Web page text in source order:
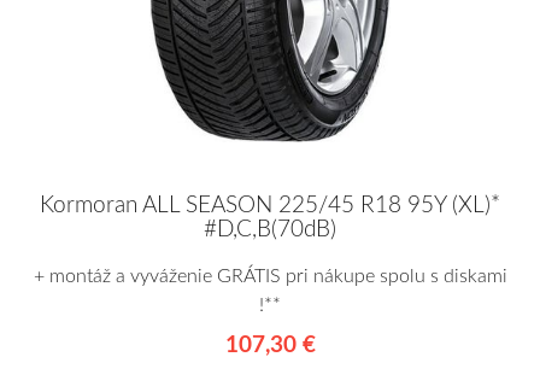
Kormoran ALL SEASON 225/45 R18 95Y (XL)*
#D,C,B(70dB)
+ montáž a vyváženie GRÁTIS pri nákupe spolu s diskami
!**
107,30 €